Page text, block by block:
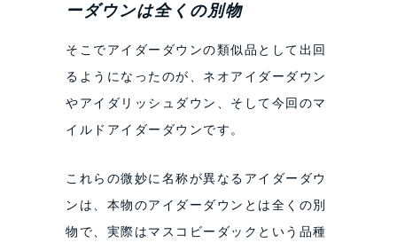
ーダウンは全くの別物
そこでアイダーダウンの類似品として出回
るようになったのが、ネオアイダーダウン
やアイダリッシュダウン、そして今回のマ
イルドアイダーダウンです。
これらの微妙に名称が異なるアイダーダウ
ンは、本物のアイダーダウンとは全くの別
物で、実際はマスコビーダックという品種